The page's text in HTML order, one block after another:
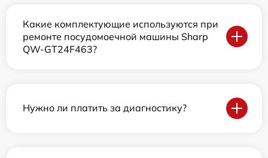
Какие комплектующие используются при
ремонте посудомоечной машины Sharp
QW-GT24F463?
Нужно ли платить за диагностику?